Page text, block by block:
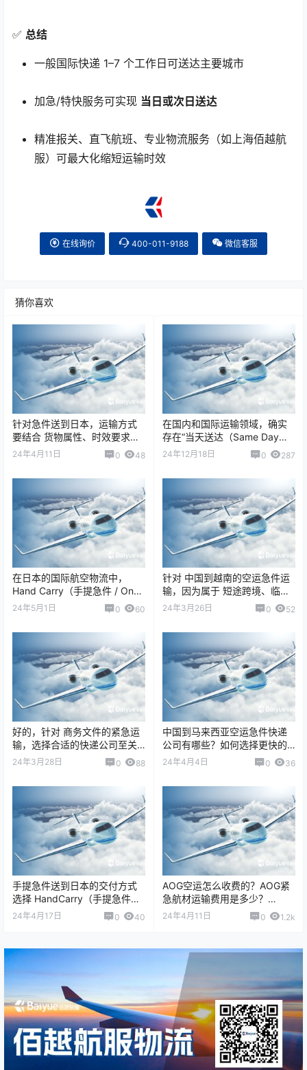
✅ 总结
一般国际快递 1–7 个工作日可送达主要城市
加急/特快服务可实现 当日或次日送达
精准报关、直飞航班、专业物流服务（如上海佰越航
服）可最大化缩短运输时效
在线询价 400-011-9188 微信客服
猜你喜欢
针对急件送到日本，运输方式
要结合 货物属性、时效要求、
合规限制和成本预算 来选择。
下面我给你详细分析： 一、货
物属性与运…
24年4月11日 0 48
在国内和国际运输领域，确实
存在“当天送达（Same Day
Delivery）”的快递和空运服
24年12月18日 0 287
在日本的国际航空物流中，
Hand Carry（手提急件 / On
Board Courier, OBC）服务与
24年5月1日 0 60
针对 中国到越南的空运急件运
输，因为属于 短途跨境、临近
航线密集，时效优势明显，可
根据货物 时效要求、货物属
性、预算 来…
24年3月26日 0 52
好的，针对 商务文件的紧急运
输，选择合适的快递公司至关
重要。商务文件具有 时效性
强、价值高、保密性要求高 的
特点，因此在…
24年3月28日 0 88
中国到马来西亚空运急件快递
公司有哪些？如何选择更快的
运输方案？ 随着中国与马来西
亚之间的贸易往来日益频繁，
电子产品、汽车…
24年4月4日 0 36
手提急件送到日本的交付方式
选择 HandCarry（手提急件）
服务在跨境运输中强调 高时
效、全程陪送和安全可靠。根
24年4月17日 0 40
AOG空运怎么收费的？AOG紧
急航材运输费用是多少？
AOG（Aircraft on Ground，飞
机停场）是航空业最…
24年4月11日 0 1.2k